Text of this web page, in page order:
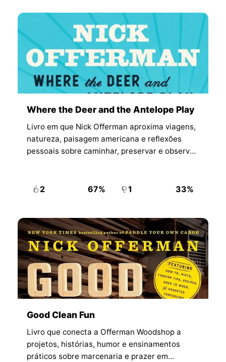
Where the Deer and the Antelope Play
Livro em que Nick Offerman aproxima viagens,
natureza, paisagem americana e reflexões
pessoais sobre caminhar, preservar e observar
2 67% 1 33%
Good Clean Fun
Livro que conecta a Offerman Woodshop a
projetos, histórias, humor e ensinamentos
práticos sobre marcenaria e prazer em